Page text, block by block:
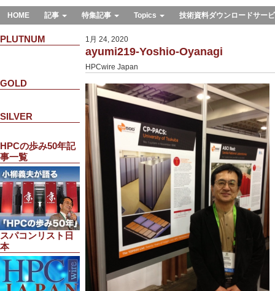
HOME 記事 特集記事 Topics 技術資料ダウンロードサー
PLUTNUM
GOLD
SILVER
HPCの歩み50年記
事一覧
スパコンリスト日
本
1月 24, 2020
ayumi219-Yoshio-Oyanagi
HPCwire Japan